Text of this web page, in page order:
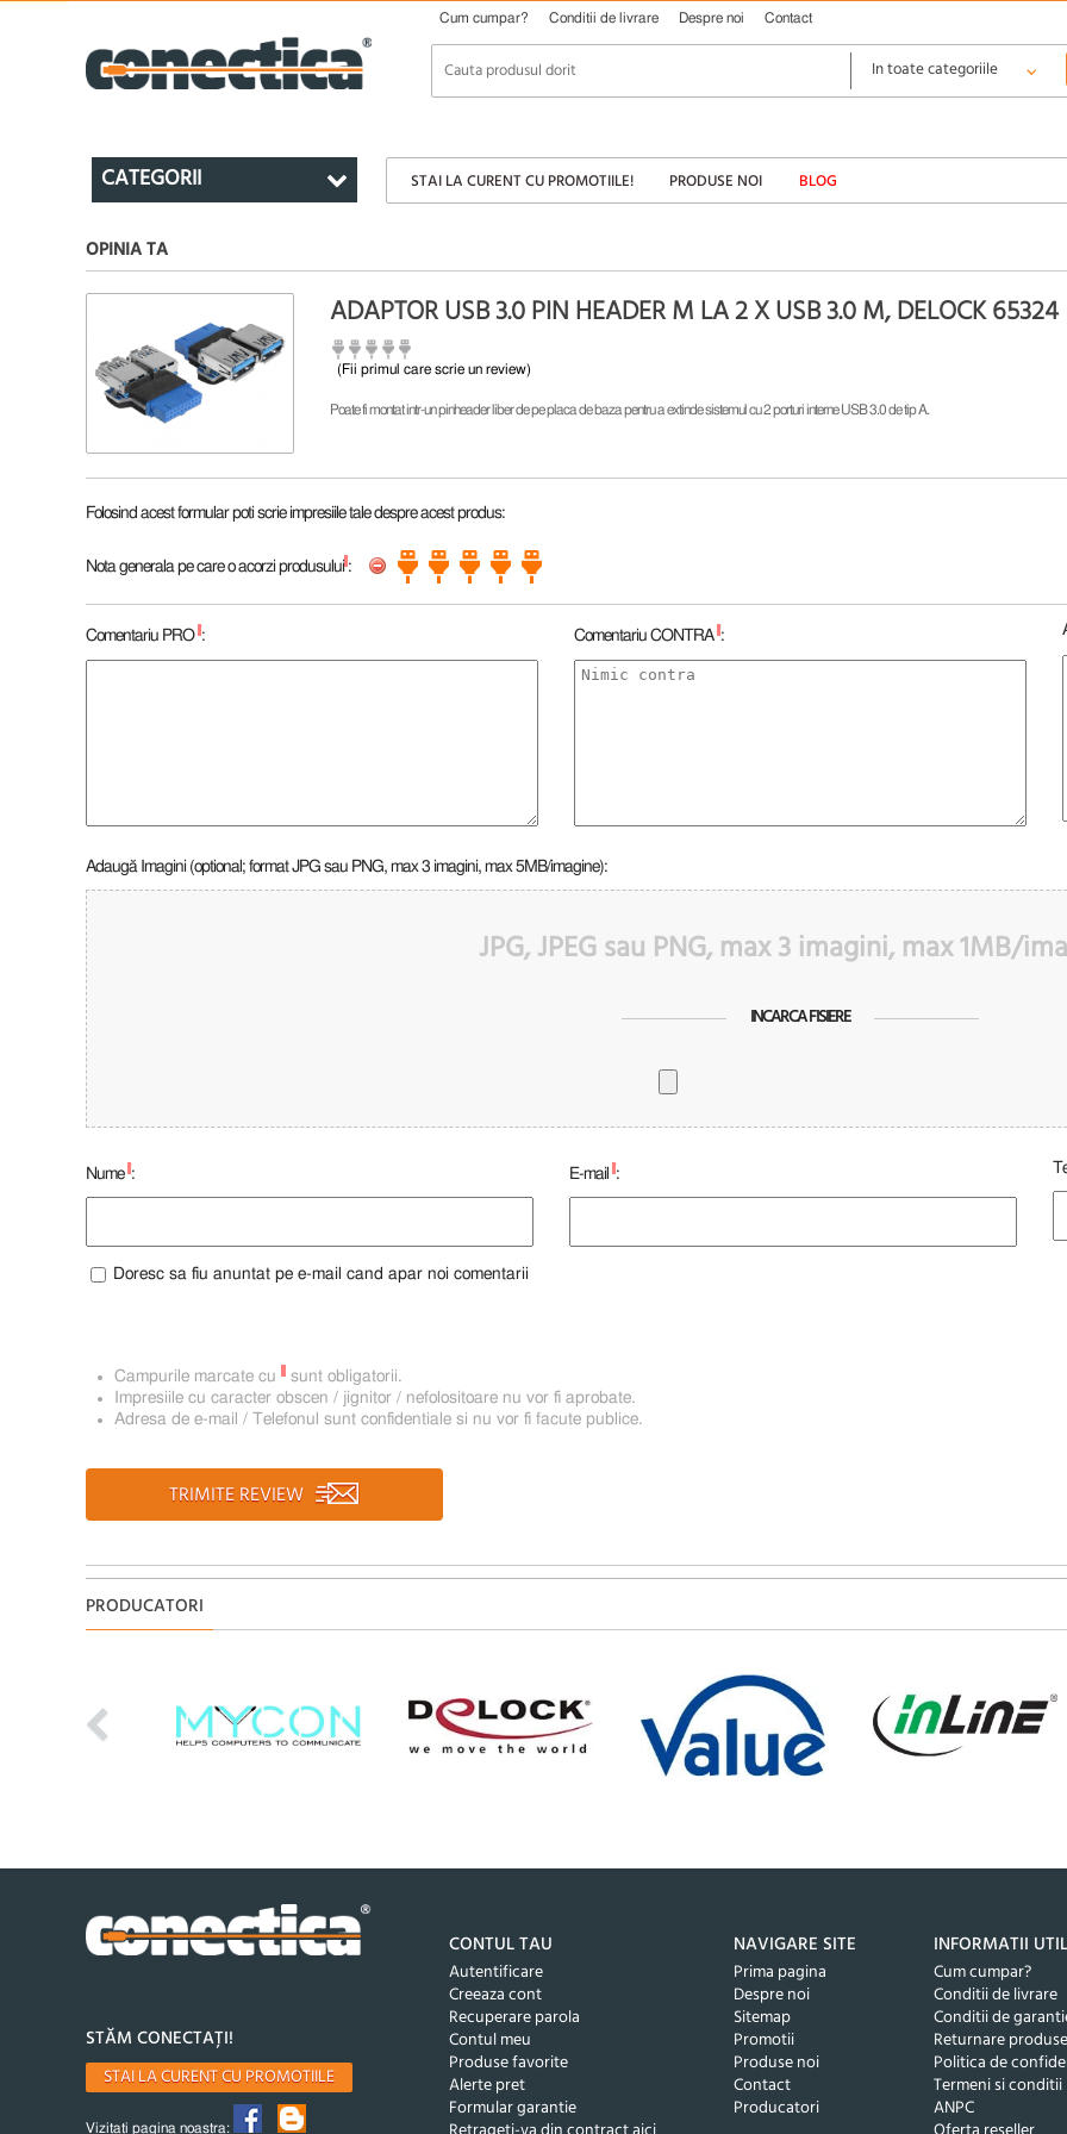
Cum cumpar? Conditii de livrare Despre noi Contact
CATEGORII STAI LA CURENT CU PROMOTIILE! PRODUSE NOI BLOG
OPINIA TA
ADAPTOR USB 3.0 PIN HEADER M LA 2 X USB 3.0 M, DELOCK 65324
(Fii primul care scrie un review)
Poate fi montat intr-un pinheader liber de pe placa de baza pentru a extinde sistemul cu 2 porturi interne USB 3.0 de tip A.
Folosind acest formular poti scrie impresiile tale despre acest produs:
Nota generala pe care o acorzi produsului :
Comentariu PRO : Comentariu CONTRA :
Adaugă Imagini (optional; format JPG sau PNG, max 3 imagini, max 5MB/imagine):
JPG, JPEG sau PNG, max 3 imagini, max 1MB/
INCARCA FISIERE
Nume : E-mail :
Doresc sa fiu anuntat pe e-mail cand apar noi comentarii
Campurile marcate cu
sunt obligatorii.
Impresiile cu caracter obscen / jignitor / nefolositoare nu vor fi aprobate.
Adresa de e-mail / Telefonul sunt confidentiale si nu vor fi facute publice.
TRIMITE REVIEW
PRODUCATORI
STĂM CONECTAȚI!
STAI LA CURENT CU PROMOTIILE
Vizitati pagina noastra:
CONTUL TAU
Autentificare
Creeaza cont
Recuperare parola
Contul meu
Produse favorite
Alerte pret
Formular garantie
NAVIGARE SITE
Prima pagina
Despre noi
Sitemap
Promotii
Produse noi
Contact
Producatori
INFORMATII
Cum cumpar?
Conditii de livrare
Conditii de
Returnare produse
Politica de
Termeni si conditii
ANPC